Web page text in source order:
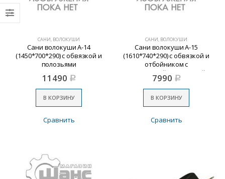
САНИ, ВОЛОКУШИ
Сани волокуши А-14
(1450*700*290) с обвязкой и
полозьями
11490 Р
В КОРЗИНУ
Сравнить
САНИ, ВОЛОКУШИ
Сани волокуши А-15
(1610*740*290) с обвязкой и
отбойником с
приц.устройством,литой
7990 Р
В КОРЗИНУ
Сравнить